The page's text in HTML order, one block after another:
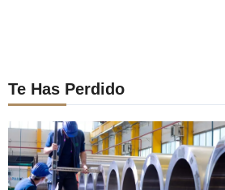
Te Has Perdido